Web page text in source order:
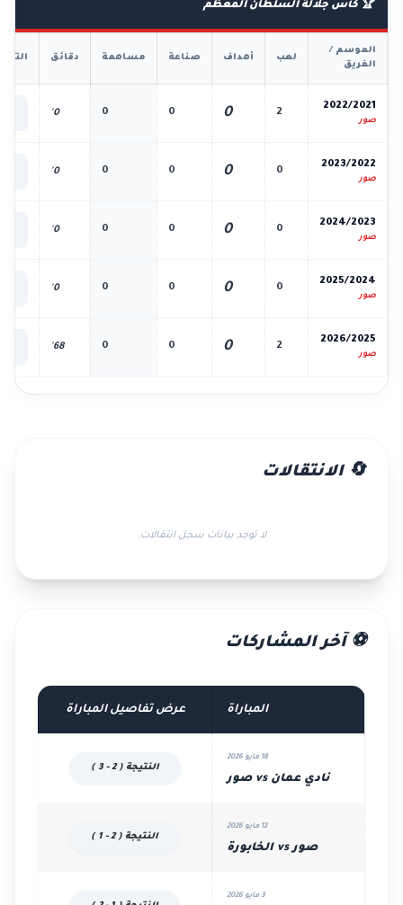
🏆 كأس جلالة السلطان المعظم
الموسم /
الفريق
لعب أهداف صناعة مساهمة دقائق
2022/2021
صور
2
0
0
0
0'
2023/2022
صور
0
0
0
0
0'
2024/2023
صور
0
0
0
0
0'
2025/2024
صور
0
0
0
0
0'
2026/2025
صور
2
0
0
0
68'
🔄 الانتقالات
لا توجد بيانات سجل انتقالات.
⚽ آخر المشاركات
المباراة عرض تفاصيل المباراة
18 مايو 2026
نادي عمان vs صور
النتيجة ( 2 - 3 )
12 مايو 2026
صور vs الخابورة
النتيجة ( 2 - 1 )
3 مايو 2026